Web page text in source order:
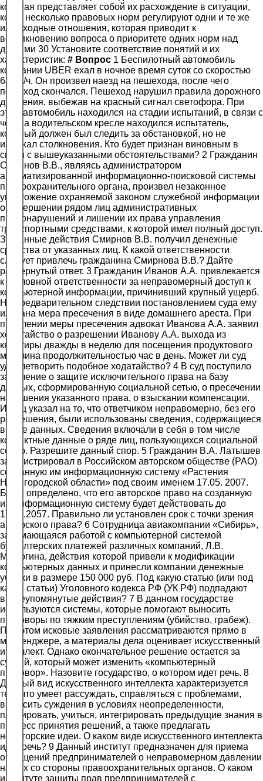
которая представляет собой их расхождение в ситуации,
когда несколько правовых норм регулируют одни и те же
или сходные отношения, которая приводит к
возникновению вопроса о приоритете одних норм над
другими 30 Установите соответствие понятий и их
характеристик: # Вопрос 1 Беспилотный автомобиль
компании UBER ехал в ночное время суток со скоростью
63 км/ч. Он произвел наезд на пешехода, после чего
пешеход скончался. Пешеход нарушил правила дорожного
движения, выбежав на красный сигнал светофора. При
этом автомобиль находился на стадии испытаний, в связи с
чем на водительском кресле находился испытатель,
который должен был следить за обстановкой, но не
избежал столкновения. Кто будет признан виновным в
связи с вышеуказанными обстоятельствами? 2 Гражданин
Смирнов В.В., являясь администратором
автоматизированной информационно-поисковой системы
правоохранительного органа, произвел незаконное
уничтожение охраняемой законом служебной информации
о совершении рядом лиц административных
правонарушений и лишении их права управления
транспортными средствами, к которой имел полный доступ.
За данные действия Смирнов В.В. получил денежные
средства от указанных лиц. К какой ответственности
следует привлечь гражданина Смирнова В.В.? Дайте
развернутый ответ. 3 Гражданин Иванов А.А. привлекается
к уголовной ответственности за неправомерный доступ к
компьютерной информации, причинивший крупный ущерб.
На предварительном следствии постановлением суда ему
избрана мера пресечения в виде домашнего ареста. При
продлении меры пресечения адвокат Иванова А.А. заявил
ходатайство о разрешении Иванову А.А. выхода из
квартиры дважды в неделю для посещения продуктового
магазина продолжительностью час в день. Может ли суд
удовлетворить подобное ходатайство? 4 В суд поступило
заявление о защите исключительного права на базу
данных, сформированную социальной сетью, о пресечении
нарушения указанного права, о взыскании компенсации.
Истец указал на то, что ответчиком неправомерно, без его
разрешения, были использованы сведения, содержащиеся
в базе данных. Сведения включали в себя в том числе
контактные данные о ряде лиц, пользующихся социальной
сетью. Разрешите данный спор. 5 Гражданин В.А. Латышев
зарегистрировал в Российском авторском обществе (РАО)
созданную им информационную систему «Растения
Нижегородской области» под своим именем 17.05. 2007.
Было определено, что его авторское право на созданную
им информационную систему будет действовать до
17.05.2057. Правильно ли установлен срок с точки зрения
авторского права? 6 Сотрудница авиакомпании «Сибирь»,
занимающаяся работой с компьютерной системой
бухгалтерских платежей различных компаний, Л.В.
Малюгина, действия которой привели к модификации
компьютерных данных и принесли компании денежные
убытки в размере 150 000 руб. Под какую статью (или под
какие статьи) Уголовного кодекса РФ (УК РФ) подпадают
вышеупомянутые действия? 7 В данном государстве
используются системы, которые помогают выносить
приговоры по тяжким преступлениям (убийство, грабеж).
При этом исковые заявления рассматриваются прямо в
мессенджере, а материалы дела оценивает искусственный
интеллект. Однако окончательное решение остается за
судьей, который может изменить «компьютерный
приговор». Назовите государство, о котором идет речь. 8
Данный вид искусственного интеллекта характеризуется
тем, что умеет рассуждать, справляться с проблемами,
выносить суждения в условиях неопределенности,
планировать, учиться, интегрировать предыдущие знания в
процесс принятия решений, а также предлагать
новаторские идеи. О каком виде искусственного интеллекта
идет речь? 9 Данный институт предназначен для приема
обращений предпринимателей о неправомерном давлении
на них со стороны правоохранительных органов. О каком
институте зашиты прав предпринимателей с